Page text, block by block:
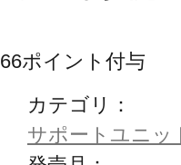
66ポイント付与
カテゴリ：
サポートユニッ